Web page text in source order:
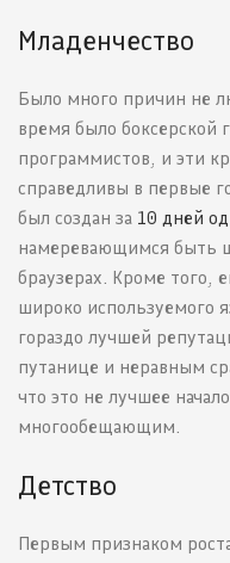
Младенчество
Было много причин не
время было боксерской
программистов, и эти
справедливы в первые
был создан за 10 дней
намеревающимся быть
браузерах. Кроме того,
широко используемого
гораздо лучшей
путанице и неравным
что это не лучшее
многообещающим.
Детство
Первым признаком